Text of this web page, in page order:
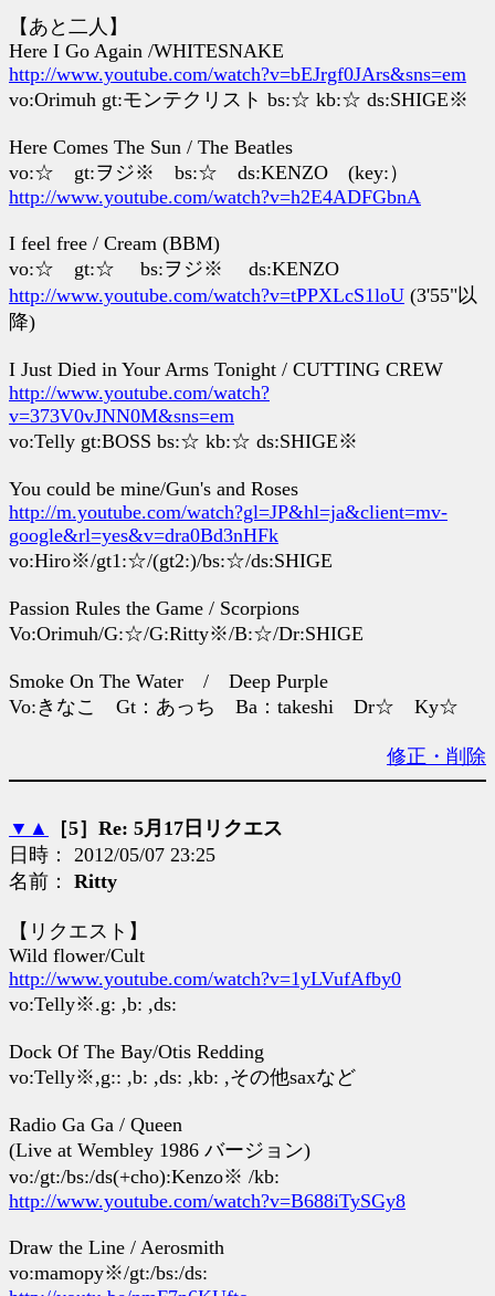
【あと二人】
Here I Go Again /WHITESNAKE
http://www.youtube.com/watch?v=bEJrgf0JArs&sns=em
vo:Orimuh gt:モンテクリスト bs:☆ kb:☆ ds:SHIGE※
Here Comes The Sun / The Beatles
vo:☆ gt:ヲジ※ bs:☆ ds:KENZO (key:）
http://www.youtube.com/watch?v=h2E4ADFGbnA
I feel free / Cream (BBM)
vo:☆ gt:☆ bs:ヲジ※ ds:KENZO
http://www.youtube.com/watch?v=tPPXLcS1loU (3'55"以
降)
I Just Died in Your Arms Tonight / CUTTING CREW
http://www.youtube.com/watch?
v=373V0vJNN0M&sns=em
vo:Telly gt:BOSS bs:☆ kb:☆ ds:SHIGE※
You could be mine/Gun's and Roses
http://m.youtube.com/watch?gl=JP&hl=ja&client=mv-
google&rl=yes&v=dra0Bd3nHFk
vo:Hiro※/gt1:☆/(gt2:)/bs:☆/ds:SHIGE
Passion Rules the Game / Scorpions
Vo:Orimuh/G:☆/G:Ritty※/B:☆/Dr:SHIGE
Smoke On The Water / Deep Purple
Vo:きなこ Gt：あっち Ba：takeshi Dr☆ Ky☆
修正・削除
▼ ▲
［5］Re: 5月17日リクエス
日時： 2012/05/07 23:25
名前： Ritty
【リクエスト】
Wild flower/Cult
http://www.youtube.com/watch?v=1yLVufAfby0
vo:Telly※.g: ,b: ,ds:
Dock Of The Bay/Otis Redding
vo:Telly※,g:: ,b: ,ds: ,kb: ,その他saxなど
Radio Ga Ga / Queen
(Live at Wembley 1986 バージョン)
vo:/gt:/bs:/ds(+cho):Kenzo※ /kb:
http://www.youtube.com/watch?v=B688iTySGy8
Draw the Line / Aerosmith
vo:mamopy※/gt:/bs:/ds: